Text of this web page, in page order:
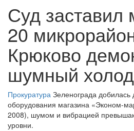
Суд заставил
20
Крюково
шумный
Прокуратура Зеленограда
оборудования магазина «Эконом-
2008), шумом и вибрацией
уровни.